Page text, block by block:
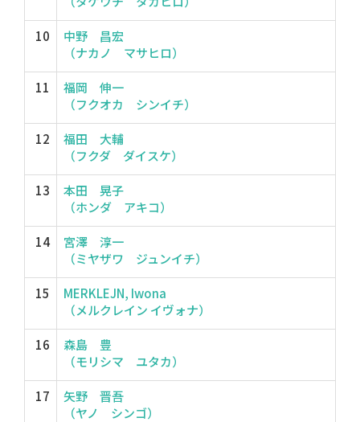
10
中野 昌宏
（ナカノ マサヒロ）
11
福岡 伸一
（フクオカ シンイチ）
12
福田 大輔
（フクダ ダイスケ）
13
本田 晃子
（ホンダ アキコ）
14
宮澤 淳一
（ミヤザワ ジュンイチ）
15
MERKLEJN, Iwona
（メルクレイン イヴォナ）
16
森島 豊
（モリシマ ユタカ）
17
矢野 晋吾
（ヤノ シンゴ）